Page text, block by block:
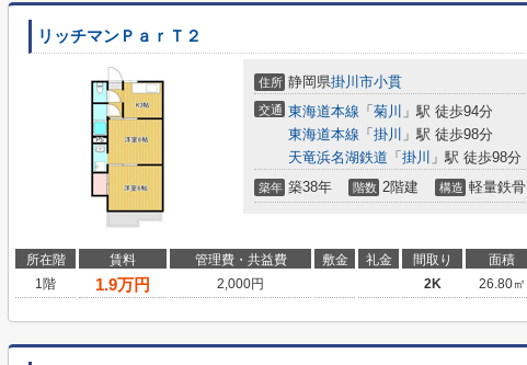
リッチマンＰａｒＴ２
住所 静岡県掛川市小貫
交通 東海道本線 「 菊川 」駅 徒歩94分
東海道本線 「 掛川 」駅 徒歩98分
天竜浜名湖鉄道 「 掛川 」駅 徒歩98分
築年 築38年 階数 2階建 構造 軽量鉄骨
所在階 賃料 管理費・共益費 敷金 礼金 間取り 面積
1階
1.9万円 2,000円 2K 26.80㎡